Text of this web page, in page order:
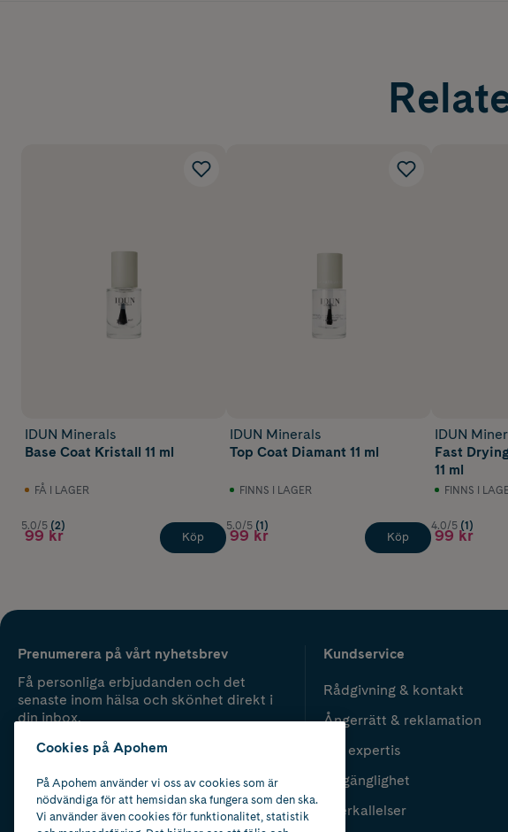
IDUN Minerals
Base Coat Kristall 11 ml
FÅ I LAGER
5.0/5 (2)
99 kr Köp
IDUN Minerals
Top Coat Diamant 11 ml
FINNS I LAGER
5.0/5 (1)
99 kr Köp
IDUN
Fast
11 ml
FINNS I
4.0/5 (1)
99 kr
Prenumerera på vårt nyhetsbrev
Få personliga erbjudanden och det
senaste inom hälsa och skönhet direkt i
din inbox.
Kundservice
Rådgivning & kontakt
Ångerrätt & reklamation
Vår expertis
Tillgänglighet
Återkallelser
Cookies på Apohem
På Apohem använder vi oss av cookies som är
nödvändiga för att hemsidan ska fungera som den ska.
Vi använder även cookies för funktionalitet, statistik